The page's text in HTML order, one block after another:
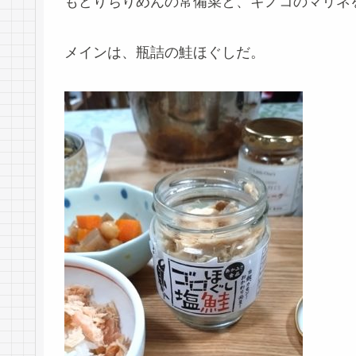
メインは、瓶詰の鮭ほぐしだ。